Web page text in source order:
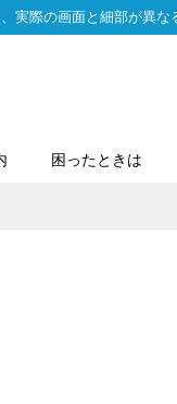
実際の画面と細部が異な
困ったときは